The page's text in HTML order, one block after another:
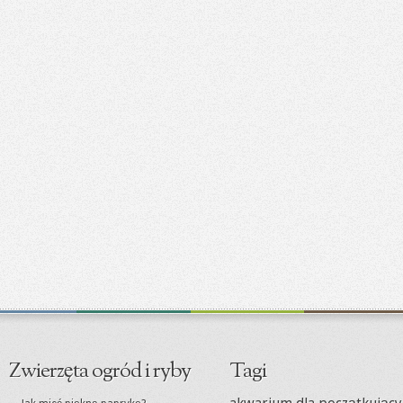
Zwierzęta ogród i ryby Tagi